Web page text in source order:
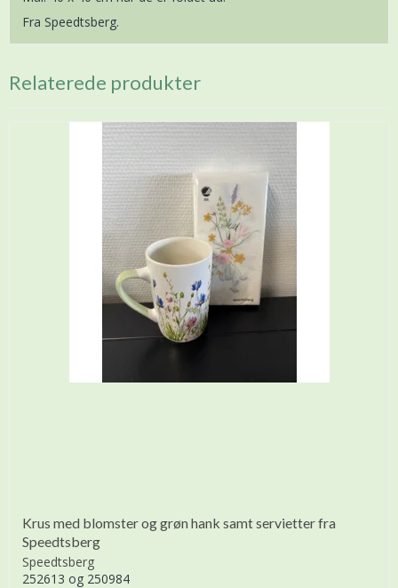
Fra Speedtsberg.
Relaterede produkter
Krus med blomster og grøn hank samt servietter fra
Speedtsberg
Speedtsberg
252613 og 250984